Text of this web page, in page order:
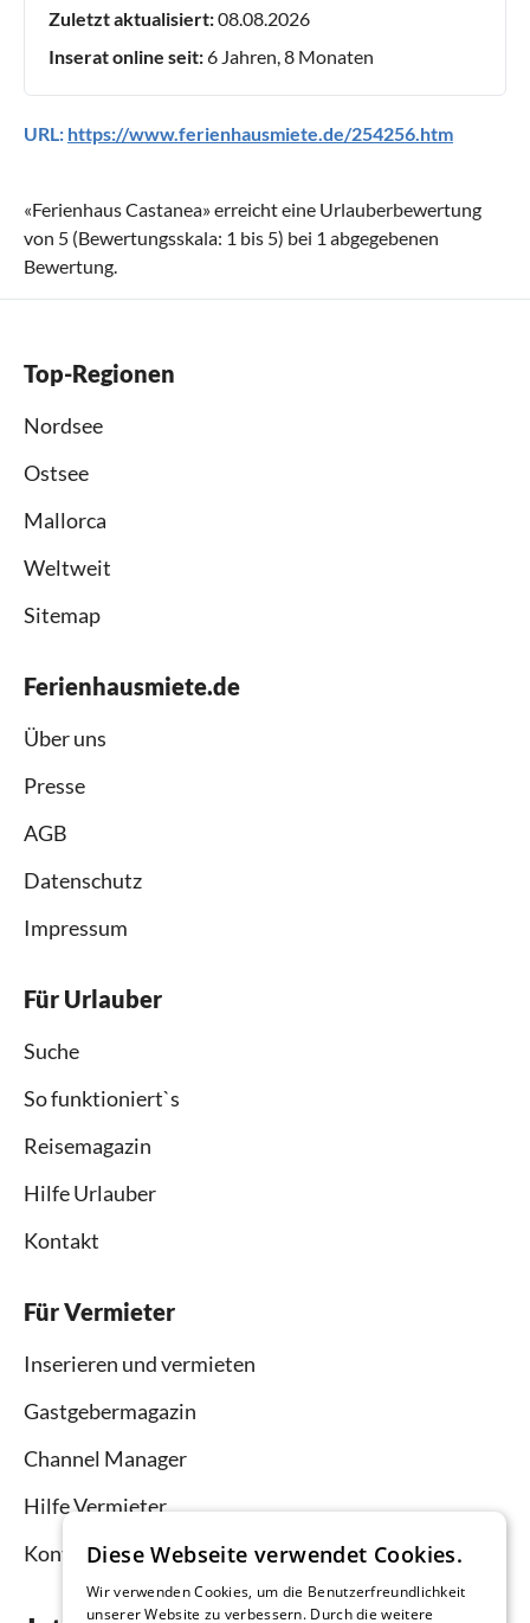
Zuletzt aktualisiert:08.08.2026
Inserat online seit:6 Jahren, 8 Monaten
URL: https://www.ferienhausmiete.de/254256.htm
«Ferienhaus Castanea» erreicht eine Urlauberbewertung
von 5 (Bewertungsskala: 1 bis 5) bei 1 abgegebenen
Bewertung.
Top-Regionen
Nordsee
Ostsee
Mallorca
Weltweit
Sitemap
Ferienhausmiete.de
Über uns
Presse
AGB
Datenschutz
Impressum
Für Urlauber
Suche
So funktioniert`s
Reisemagazin
Hilfe Urlauber
Kontakt
Für Vermieter
Inserieren und vermieten
Gastgebermagazin
Channel Manager
Hilfe Vermieter
KontaktDiese Webseite verwendet Cookies.
Wir verwenden Cookies, um die Benutzerfreundlichkeit
unserer Website zu verbessern. Durch die weitere